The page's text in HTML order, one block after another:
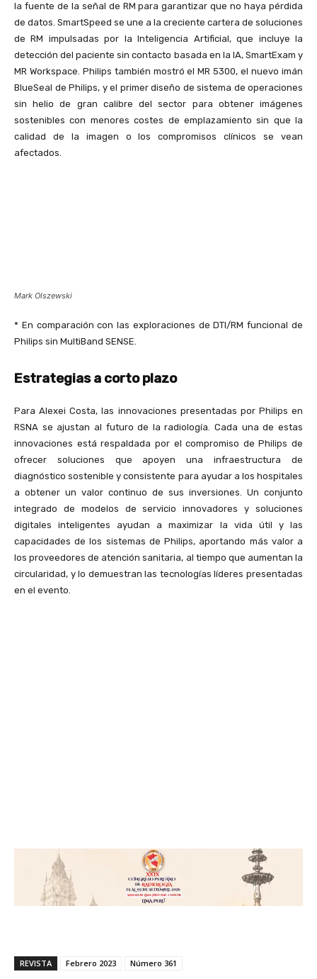
la fuente de la señal de RM para garantizar que no haya pérdida
de datos. SmartSpeed se une a la creciente cartera de soluciones
de RM impulsadas por la Inteligencia Artificial, que incluye la
detección del paciente sin contacto basada en la IA, SmartExam y
MR Workspace. Philips también mostró el MR 5300, el nuevo imán
BlueSeal de Philips, y el primer diseño de sistema de operaciones
sin helio de gran calibre del sector para obtener imágenes
sostenibles con menores costes de emplazamiento sin que la
calidad de la imagen o los compromisos clínicos se vean
afectados.
Mark Olszewski
* En comparación con las exploraciones de DTI/RM funcional de
Philips sin MultiBand SENSE.
Estrategias a corto plazo
Para Alexei Costa, las innovaciones presentadas por Philips en
RSNA se ajustan al futuro de la radiología. Cada una de estas
innovaciones está respaldada por el compromiso de Philips de
ofrecer soluciones que apoyen una infraestructura de
diagnóstico sostenible y consistente para ayudar a los hospitales
a obtener un valor continuo de sus inversiones. Un conjunto
integrado de modelos de servicio innovadores y soluciones
digitales inteligentes ayudan a maximizar la vida útil y las
capacidades de los sistemas de Philips, aportando más valor a
los proveedores de atención sanitaria, al tiempo que aumentan la
circularidad, y lo demuestran las tecnologías líderes presentadas
en el evento.
REVISTA Febrero 2023 Número 361